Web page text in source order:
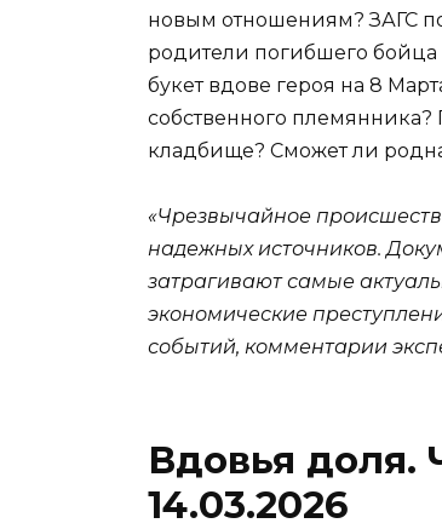
новым отношениям? ЗАГС
родители погибшего бойца
букет вдове героя на 8
собственного племянника?
кладбище? Сможет ли
«Чрезвычайное
надежных источников.
затрагивают самые
экономические
событий, комментарии
Вдовья доля.
14.03.2026